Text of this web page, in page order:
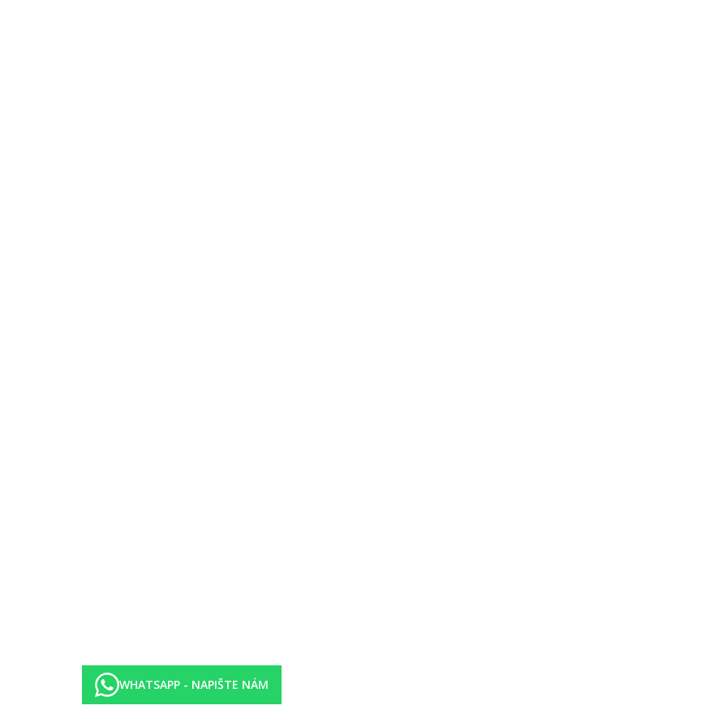
Makadi (středomořská, orientální, BBQ, asijská, italská, indická)- výběr 1, 1x za pobyt zdarma, rezervace nutná, lobby bar, bar u
lehátka, slunečníky a osušky zdarma, dětský bazén, dětské hřiště, miniklub.
uvedené vybavení)
lehátka, slunečníky a osušky zdarma, bar na pláži.
BBQ, asijská, italská, indická)- výběr 1, 1x za pobyt zdarma
– 24.00 hod.)
volleyball, fitness, kulečník, šipky, aquapark v Madinat Makadi- 50 tobogánů a skluzavek (3 km od hotelu - hotelový bus několikrát
hotelu Jaz Makadi Oasis, golf (v blízkosti hotelu).
WHATSAPP - NAPIŠTE NÁM